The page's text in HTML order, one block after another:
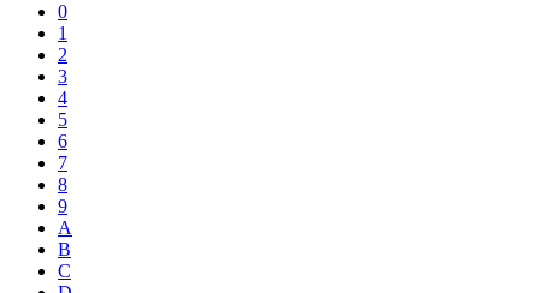
0
1
2
3
4
5
6
7
8
9
A
B
C